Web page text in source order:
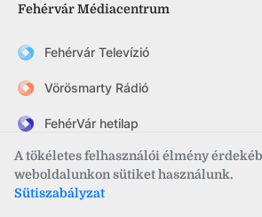
A tökéletes felhasználói élmény
weboldalunkon sütiket használunk.
Sütiszabályzat
Fehérvár Médiacentrum
Fehérvár Televízió
Vörösmarty Rádió
FehérVár hetilap
szekesfehervar.hu